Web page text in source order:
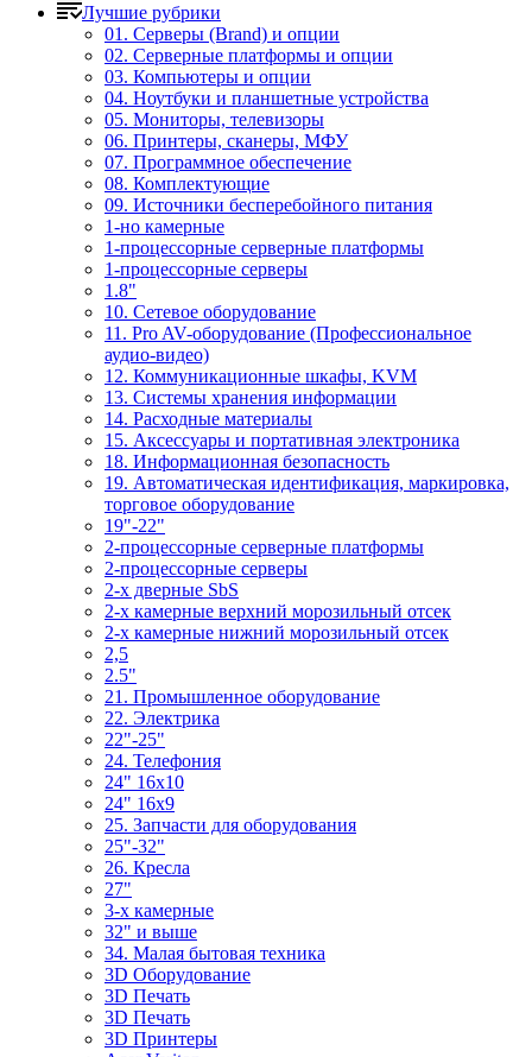
Лучшие рубрики
01. Серверы (Brand) и опции
02. Серверные платформы и опции
03. Компьютеры и опции
04. Ноутбуки и планшетные устройства
05. Мониторы, телевизоры
06. Принтеры, сканеры, МФУ
07. Программное обеспечение
08. Комплектующие
09. Источники бесперебойного питания
1-но камерные
1-процессорные серверные платформы
1-процессорные серверы
1.8"
10. Сетевое оборудование
11. Pro AV-оборудование (Профессиональное
аудио-видео)
12. Коммуникационные шкафы, KVM
13. Системы хранения информации
14. Расходные материалы
15. Аксессуары и портативная электроника
18. Информационная безопасность
19. Автоматическая идентификация, маркировка,
торговое оборудование
19"-22"
2-процессорные серверные платформы
2-процессорные серверы
2-х дверные SbS
2-х камерные верхний морозильный отсек
2-х камерные нижний морозильный отсек
2,5
2.5"
21. Промышленное оборудование
22. Электрика
22"-25"
24. Телефония
24" 16x10
24" 16x9
25. Запчасти для оборудования
25"-32"
26. Кресла
27"
3-x камерные
32" и выше
34. Малая бытовая техника
3D Оборудование
3D Печать
3D Печать
3D Принтеры